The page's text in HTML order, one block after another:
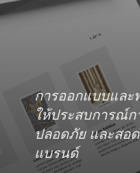
การออกแบบและ
ให้ประสบการณ์ก
ปลอดภัย และสอ
แบรนด์